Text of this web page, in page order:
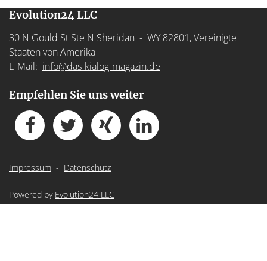
Evolution24 LLC
30 N Gould St Ste N Sheridan - WY 82801, Vereinigte
Staaten von Amerika
E-Mail: info@das-kialog-magazin.de
Empfehlen Sie uns weiter
Impressum - Datenschutz
Powered by Evolution24 LLC